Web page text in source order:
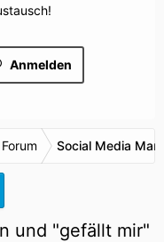
Anmelden
Social Media
und "gefällt mir"